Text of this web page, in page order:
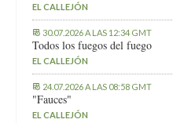
EL CALLEJÓN
30.07.2026 A LAS 12:34 GMT
Todos los fuegos del fuego
EL CALLEJÓN
24.07.2026 A LAS 08:58 GMT
"Fauces"
EL CALLEJÓN